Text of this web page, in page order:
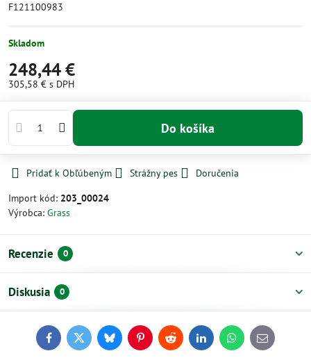
F121100983
Skladom
248,44 €
305,58 € s DPH
Do košíka
Pridať k Obľúbeným Strážny pes
Doručenia
Import kód: 203_00024
Výrobca: Grass
Recenzie 0
Diskusia 0
FacebookTwitterBlueskyPinterestReddit LinkedInWhatsApp
E-
mail